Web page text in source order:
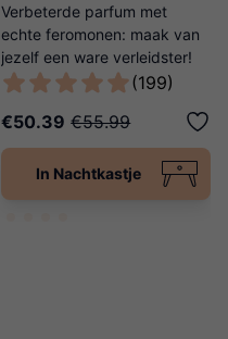
Verbeterde parfum met
echte feromonen: maak van
jezelf een ware verleidster!
(199)
€50.39 €55.99
In Nachtkastje